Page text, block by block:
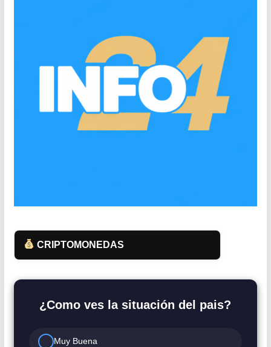
CRIPTOMONEDAS
¿Como ves la situación del pais?
Muy Buena